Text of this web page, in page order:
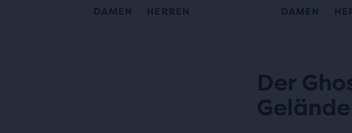
DAMEN
HERREN
DAMEN
Der
Gelände